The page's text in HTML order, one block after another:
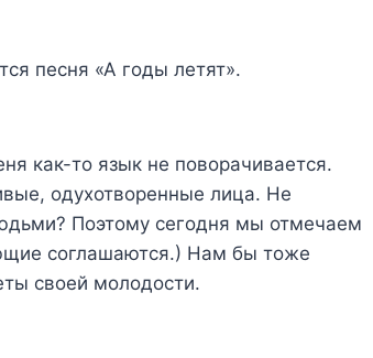
песня «А годы летят».
как-то язык не поворачивается.
одухотворенные лица. Не
Поэтому сегодня мы отмечаем
соглашаются.) Нам бы тоже
своей молодости.